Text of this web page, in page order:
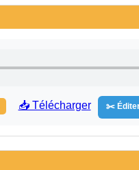
📥 Télécharger ✂️